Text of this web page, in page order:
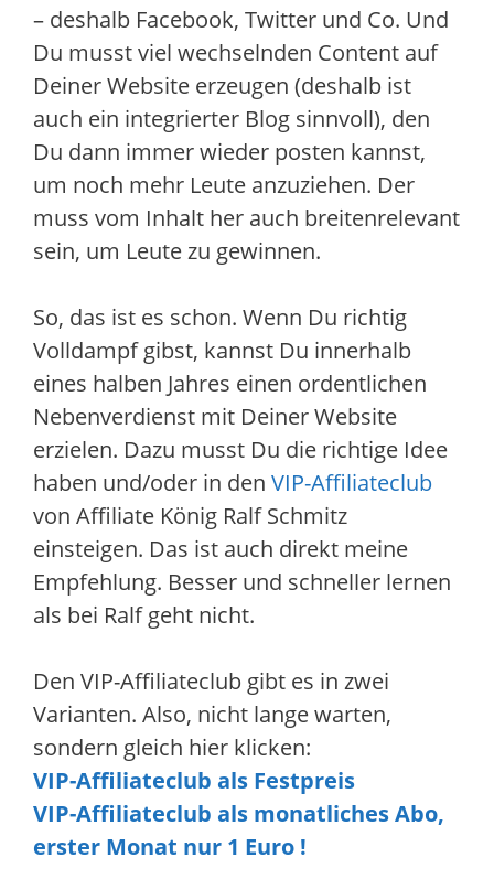
– deshalb Facebook, Twitter und Co. Und
Du musst viel wechselnden Content auf
Deiner Website erzeugen (deshalb ist
auch ein integrierter Blog sinnvoll), den
Du dann immer wieder posten kannst,
um noch mehr Leute anzuziehen. Der
muss vom Inhalt her auch breitenrelevant
sein, um Leute zu gewinnen.
So, das ist es schon. Wenn Du richtig
Volldampf gibst, kannst Du innerhalb
eines halben Jahres einen ordentlichen
Nebenverdienst mit Deiner Website
erzielen. Dazu musst Du die richtige Idee
haben und/oder in den VIP-Affiliateclub
von Affiliate König Ralf Schmitz
einsteigen. Das ist auch direkt meine
Empfehlung. Besser und schneller lernen
als bei Ralf geht nicht.
Den VIP-Affiliateclub gibt es in zwei
Varianten. Also, nicht lange warten,
sondern gleich hier klicken:
VIP-Affiliateclub als Festpreis
VIP-Affiliateclub als monatliches Abo,
erster Monat nur 1 Euro !